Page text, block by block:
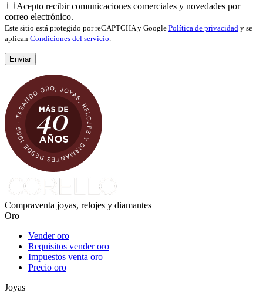
Acepto recibir comunicaciones comerciales y novedades por
correo electrónico.
Este sitio está protegido por reCAPTCHA y Google Política de privacidad y se
aplican Condiciones del servicio
Compraventa joyas, relojes y diamantes
Oro
Vender oro
Requisitos vender oro
Impuestos venta oro
Precio oro
Joyas